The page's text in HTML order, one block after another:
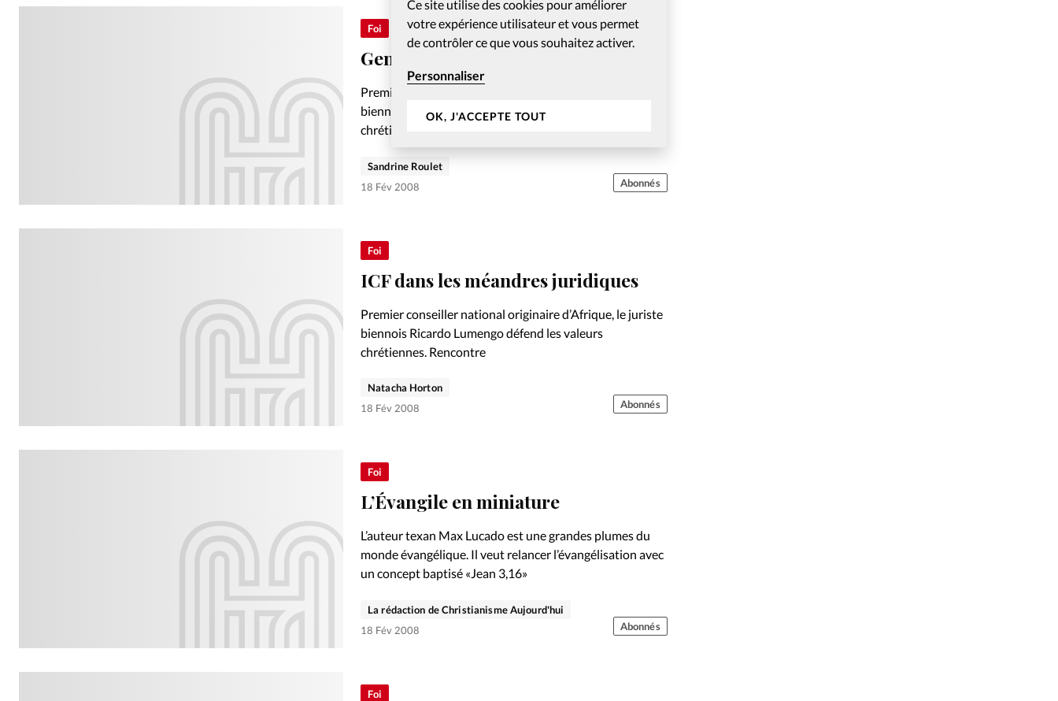
Ce site utilise des cookies pour améliorer
votre expérience utilisateur et vous permet
de contrôler ce que vous souhaitez activer.
Personnaliser
OK, J'ACCEPTE TOUT
Foi
Genève: une expo pour la Bible
Premier conseiller national originaire d’Afrique, le juriste
biennois Ricardo Lumengo défend les valeurs
chrétiennes. Rencontre
Sandrine Roulet
18 Fév 2008
Abonnés
Foi
ICF dans les méandres juridiques
Premier conseiller national originaire d’Afrique, le juriste
biennois Ricardo Lumengo défend les valeurs
chrétiennes. Rencontre
Natacha Horton
18 Fév 2008
Abonnés
Foi
L’Évangile en miniature
L’auteur texan Max Lucado est une grandes plumes du
monde évangélique. Il veut relancer l’évangélisation avec
un concept baptisé «Jean 3,16»
La rédaction de Christianisme Aujourd'hui
18 Fév 2008
Abonnés
Foi